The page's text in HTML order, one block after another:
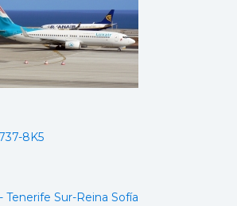
8K5
Tenerife Sur-Reina Sofía